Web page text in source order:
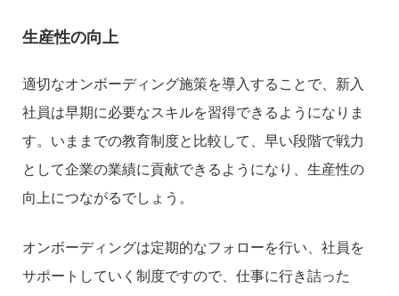
生産性の向上
適切なオンボーディング施策を導入することで、新入
社員は早期に必要なスキルを習得できるようになりま
す。いままでの教育制度と比較して、早い段階で戦力
として企業の業績に貢献できるようになり、生産性の
向上につながるでしょう。
オンボーディングは定期的なフォローを行い、社員を
サポートしていく制度ですので、仕事に行き詰った